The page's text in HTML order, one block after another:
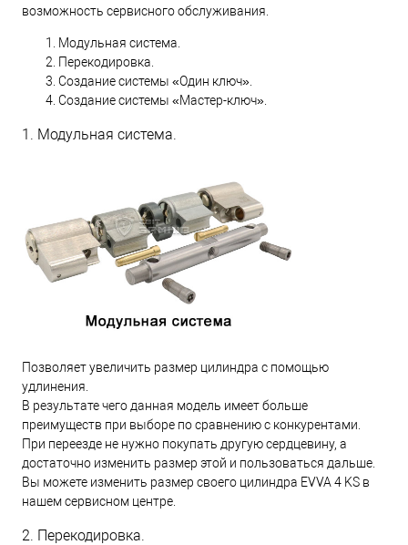
возможность сервисного обслуживания.
Модульная система.
Перекодировка.
Создание системы «Один ключ».
Создание системы «Мастер-ключ».
1. Модульная система.
Позволяет увеличить размер цилиндра с помощью
удлинения.
В результате чего данная модель имеет больше
преимуществ при выборе по сравнению с конкурентами.
При переезде не нужно покупать другую сердцевину, а
достаточно изменить размер этой и пользоваться дальше.
Вы можете изменить размер своего цилиндра EVVA 4 KS в
нашем сервисном центре.
2. Перекодировка.